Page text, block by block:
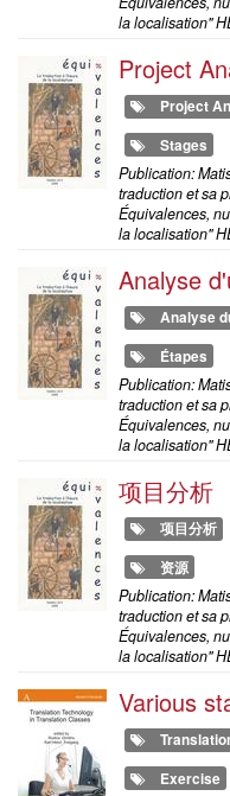
la localisation"
Project
Project
Stages
Publication:
traduction et sa
Équivalences,
la localisation"
Analyse
Analyse
Étapes
Publication:
traduction et sa
Équivalences,
la localisation"
项目分析
项目分析
资源
Publication:
traduction et sa
Équivalences,
la localisation"
Various
Exercise